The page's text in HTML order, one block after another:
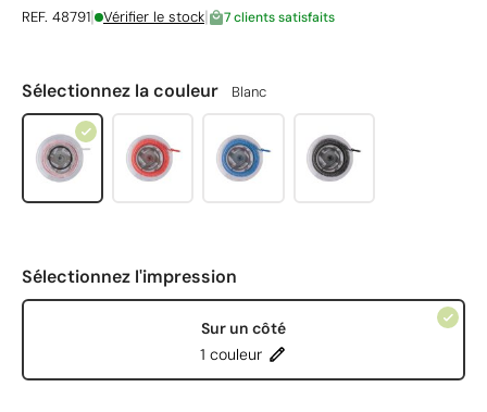
REF. 48791| Vérifier le stock| 7 clients satisfaits
Sélectionnez la couleur Blanc
Sélectionnez l'impression
Sur un côté
1 couleur